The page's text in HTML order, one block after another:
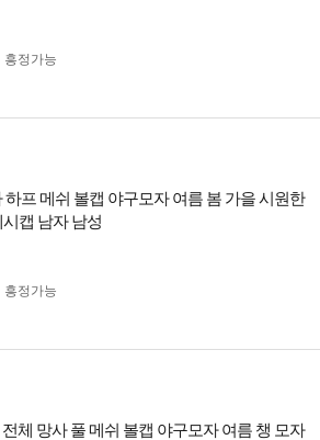
흥정가능
하프 메쉬 볼캡 야구모자 여름 봄 가을 시원한
캡 남자 남성
흥정가능
체 망사 풀 메쉬 볼캡 야구모자 여름 챙 모자